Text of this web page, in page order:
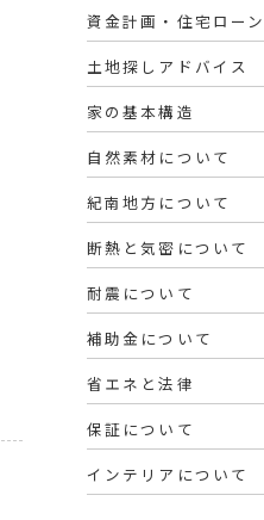
資金計画・住宅ローン
土地探しアドバイス
家の基本構造
自然素材について
紀南地方について
断熱と気密について
耐震について
補助金について
省エネと法律
保証について
インテリアについて